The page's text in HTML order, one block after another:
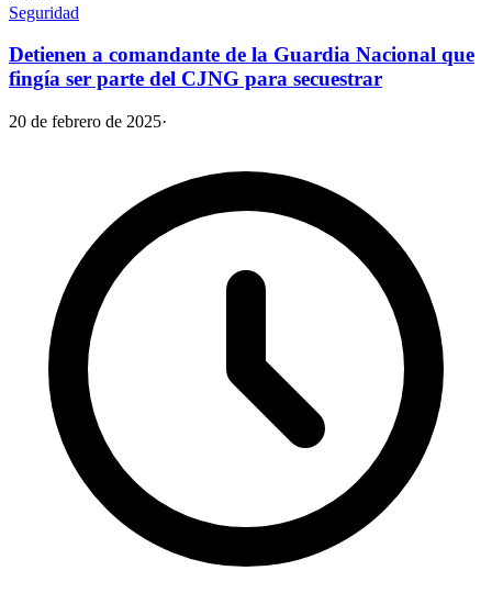
Seguridad
Detienen a comandante de la Guardia Nacional que
fingía ser parte del CJNG para secuestrar
20 de febrero de 2025·